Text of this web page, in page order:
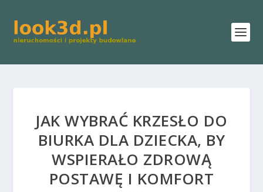
JAK WYBRAĆ KRZESŁO DO
BIURKA DLA DZIECKA, BY
WSPIERAŁO ZDROWĄ
POSTAWĘ I KOMFORT